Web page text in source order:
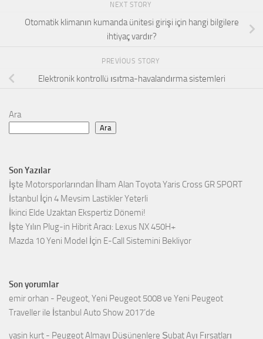
NEXT STORY
Otomatik klimanın kumanda ünitesi girişi için hangi bilgilere
ihtiyaç vardır?
PREVIOUS STORY
Elektronik kontrollü ısıtma-havalandırma sistemleri
Ara
Ara
Son Yazılar
İşte Motorsporlarından İlham Alan Toyota Yaris Cross GR SPORT
İstanbul İçin 4 Mevsim Lastikler Yeterli
İkinci Elde Uzaktan Ekspertiz Dönemi!
İşte Yılın Plug-in Hibrit Aracı: Lexus NX 450H+
Mazda 10 Yeni Model İçin E-Call Sistemini Bekliyor
Son yorumlar
emir orhan - Peugeot, Yeni Peugeot 5008 ve Yeni Peugeot
Traveller ile İstanbul Auto Show 2017’de
yasin kurt - Peugeot Almayı Düşünenlere Şubat Ayı Fırsatları